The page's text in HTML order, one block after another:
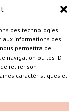
des technologies
informations des
permettra de
navigation ou les ID
retirer son
caractéristiques et